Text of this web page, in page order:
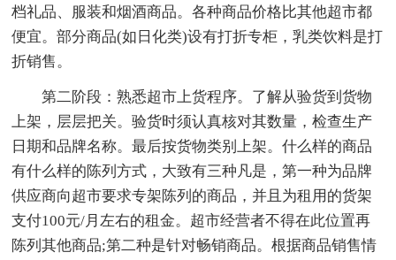
档礼品、服装和烟酒商品。各种商品价格比其他超市都
便宜。部分商品(如日化类)设有打折专柜，乳类饮料是打
折销售。
第二阶段：熟悉超市上货程序。了解从验货到货物
上架，层层把关。验货时须认真核对其数量，检查生产
日期和品牌名称。最后按货物类别上架。什么样的商品
有什么样的陈列方式，大致有三种凡是，第一种为品牌
供应商向超市要求专架陈列的商品，并且为租用的货架
支付100元/月左右的租金。超市经营者不得在此位置再
陈列其他商品;第二种是针对畅销商品。根据商品销售情